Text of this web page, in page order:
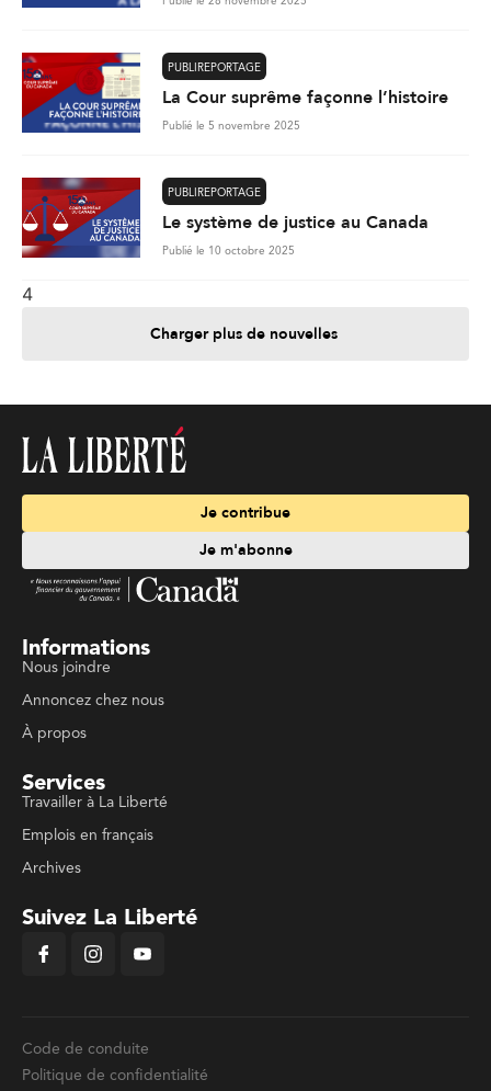
PUBLIREPORTAGE
La Cour suprême façonne l’histoire
Publié le 5 novembre 2025
PUBLIREPORTAGE
Le système de justice au Canada
Publié le 10 octobre 2025
4
Charger plus de nouvelles
Je contribue
Je m'abonne
Informations
Nous joindre
Annoncez chez nous
À propos
Services
Travailler à La Liberté
Emplois en français
Archives
Suivez La Liberté
Code de conduite
Politique de confidentialité